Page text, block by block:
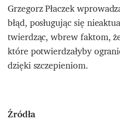
Grzegorz Płaczek
błąd, posługując się
twierdząc, wbrew faktom,
które potwierdzałyby
dzięki szczepieniom.
Źródła